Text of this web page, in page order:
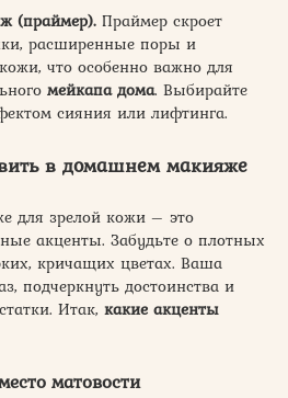
(праймер). Праймер скроет
расширенные поры и
что особенно важно для
мейкапа дома. Выбирайте
сияния или лифтинга.
в домашнем макияже
для зрелой кожи – это
акценты. Забудьте о плотных
кричащих цветах. Ваша
подчеркнуть достоинства и
Итак, какие акценты
матовости